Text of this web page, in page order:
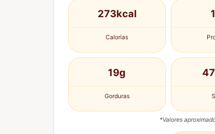
273kcal
Calorias
19g
Gorduras
*Valores